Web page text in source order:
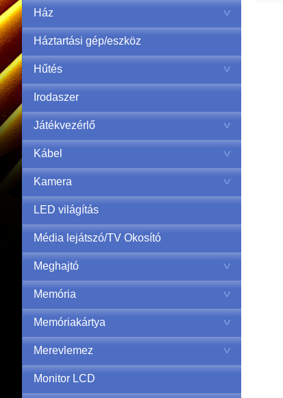
Ház
Háztartási gép/eszköz
Hűtés
Irodaszer
Játékvezérlő
Kábel
Kamera
LED világítás
Média lejátszó/TV Okosító
Meghajtó
Memória
Memóriakártya
Merevlemez
Monitor LCD